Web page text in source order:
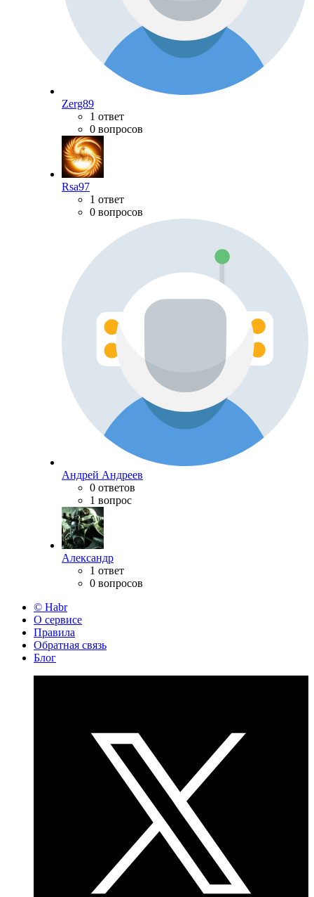
Zerg89
1 ответ
0 вопросов
Rsa97
1 ответ
0 вопросов
Андрей Андреев
0 ответов
1 вопрос
Александр
1 ответ
0 вопросов
© Habr
О сервисе
Правила
Обратная связь
Блог